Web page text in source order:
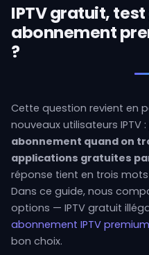
IPTV gratuit,
abonnement
?
Cette question revient en
nouveaux utilisateurs IPTV :
abonnement quand on
applications gratuites
réponse tient en trois
Dans ce guide, nous
options — IPTV gratuit
abonnement IPTV premium
bon choix.